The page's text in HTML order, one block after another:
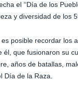
el ‘‘Día de los
y diversidad de los
posible recordar los
él, que fusionaron su
años de batallas,
Día de la Raza.